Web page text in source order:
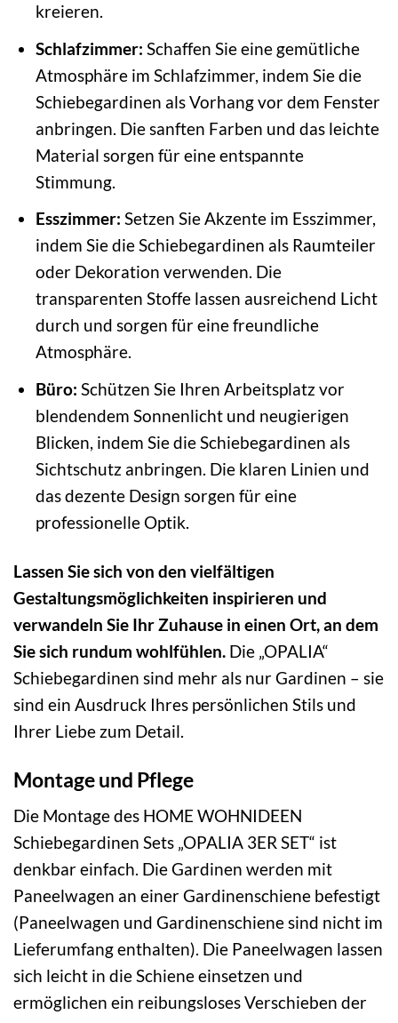
kreieren.
Schlafzimmer: Schaffen Sie eine gemütliche
Atmosphäre im Schlafzimmer, indem Sie die
Schiebegardinen als Vorhang vor dem Fenster
anbringen. Die sanften Farben und das leichte
Material sorgen für eine entspannte
Stimmung.
Esszimmer: Setzen Sie Akzente im Esszimmer,
indem Sie die Schiebegardinen als Raumteiler
oder Dekoration verwenden. Die
transparenten Stoffe lassen ausreichend Licht
durch und sorgen für eine freundliche
Atmosphäre.
Büro: Schützen Sie Ihren Arbeitsplatz vor
blendendem Sonnenlicht und neugierigen
Blicken, indem Sie die Schiebegardinen als
Sichtschutz anbringen. Die klaren Linien und
das dezente Design sorgen für eine
professionelle Optik.
Lassen Sie sich von den vielfältigen
Gestaltungsmöglichkeiten inspirieren und
verwandeln Sie Ihr Zuhause in einen Ort, an dem
Sie sich rundum wohlfühlen. Die „OPALIA“
Schiebegardinen sind mehr als nur Gardinen – sie
sind ein Ausdruck Ihres persönlichen Stils und
Ihrer Liebe zum Detail.
Montage und Pflege
Die Montage des HOME WOHNIDEEN
Schiebegardinen Sets „OPALIA 3ER SET“ ist
denkbar einfach. Die Gardinen werden mit
Paneelwagen an einer Gardinenschiene befestigt
(Paneelwagen und Gardinenschiene sind nicht im
Lieferumfang enthalten). Die Paneelwagen lassen
sich leicht in die Schiene einsetzen und
ermöglichen ein reibungsloses Verschieben der